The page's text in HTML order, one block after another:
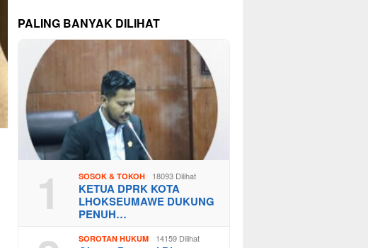
PALING BANYAK DILIHAT
1 SOSOK & TOKOH 18093 Dilihat
KETUA DPRK KOTA
LHOKSEUMAWE DUKUNG
PENUH…
SOROTAN HUKUM 14159 Dilihat